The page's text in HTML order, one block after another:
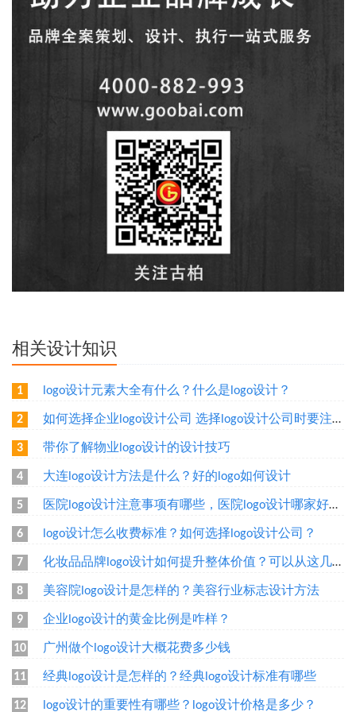
相关设计知识
1 logo设计元素大全有什么？什么是logo设计？
2 如何选择企业logo设计公司 选择logo设计公司时要注意什么
3 带你了解物业logo设计的设计技巧
4 大连logo设计方法是什么？好的logo如何设计
5 医院logo设计注意事项有哪些，医院logo设计哪家好呢？
6 logo设计怎么收费标准？如何选择logo设计公司？
7 化妆品品牌logo设计如何提升整体价值？可以从这几个方面设计
8 美容院logo设计是怎样的？美容行业标志设计方法
9 企业logo设计的黄金比例是咋样？
10 广州做个logo设计大概花费多少钱
11 经典logo设计是怎样的？经典logo设计标准有哪些
12 logo设计的重要性有哪些？logo设计价格是多少？